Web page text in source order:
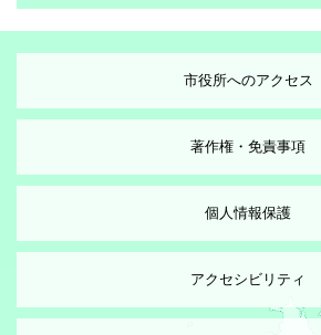
市役所へのアクセス
著作権・免責事項
個人情報保護
アクセシビリティ